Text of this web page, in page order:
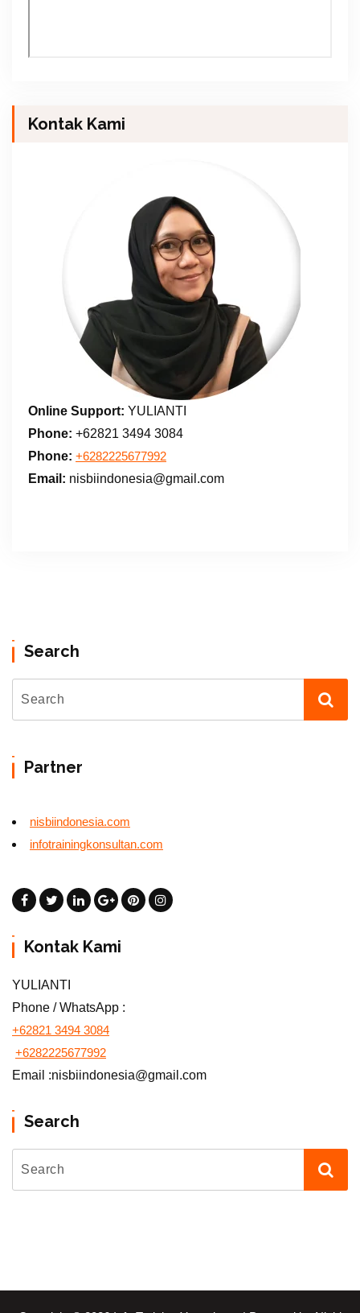
Kontak Kami
Online Support: YULIANTI
Phone: +62821 3494 3084
Phone: +6282225677992
Email: nisbiindonesia@gmail.com
Search
Partner
nisbiindonesia.com
infotrainingkonsultan.com
Kontak Kami
YULIANTI
Phone / WhatsApp :
+62821 3494 3084
+6282225677992
Email :nisbiindonesia@gmail.com
Search